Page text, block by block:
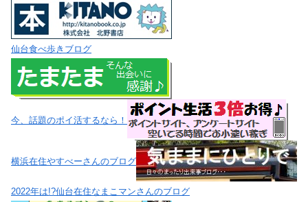
仙台食べ歩きブログ
今、話題のポイ活するなら！
横浜在住やすべーさんのブログ
2022年は!?仙台在住なまこマンさんのブログ